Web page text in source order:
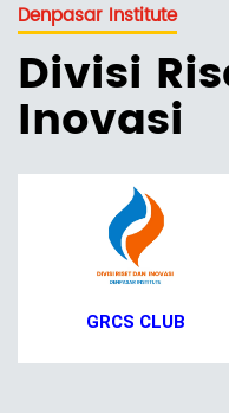
Denpasar Institute
Divisi
Inovasi
GRCS CLUB